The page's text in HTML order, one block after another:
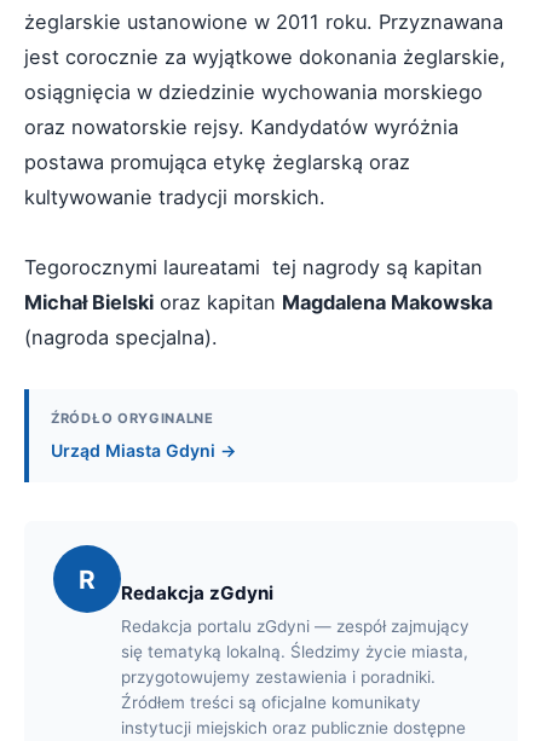
żeglarskie ustanowione w 2011 roku. Przyznawana
jest corocznie za wyjątkowe dokonania żeglarskie,
osiągnięcia w dziedzinie wychowania morskiego
oraz nowatorskie rejsy. Kandydatów wyróżnia
postawa promująca etykę żeglarską oraz
kultywowanie tradycji morskich.
Tegorocznymi laureatami tej nagrody są kapitan
Michał Bielski oraz kapitan Magdalena Makowska
(nagroda specjalna).
ŹRÓDŁO ORYGINALNE
Urząd Miasta Gdyni →
R Redakcja zGdyni
Redakcja portalu zGdyni — zespół zajmujący
się tematyką lokalną. Śledzimy życie miasta,
przygotowujemy zestawienia i poradniki.
Źródłem treści są oficjalne komunikaty
instytucji miejskich oraz publicznie dostępne